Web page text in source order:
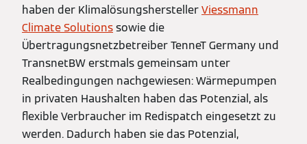
haben der KlimalösungsherstellerViessmann
Climate Solutionssowie die
Übertragungsnetzbetreiber TenneT Germany und
TransnetBW erstmals gemeinsam unter
Realbedingungen nachgewiesen: Wärmepumpen
in privaten Haushalten haben das Potenzial, als
flexible Verbraucher im Redispatch eingesetzt zu
werden. Dadurch haben sie das Potenzial,